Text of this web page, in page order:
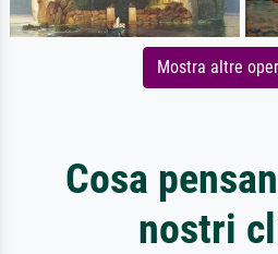
Mostra altre
Cosa
nostri